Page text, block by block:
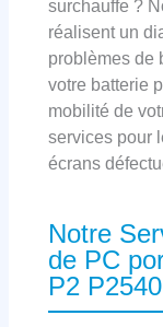
surchauffe ?
réalisent un
problèmes de
votre batterie
mobilité de
services pour
écrans
Notre
de PC
P2